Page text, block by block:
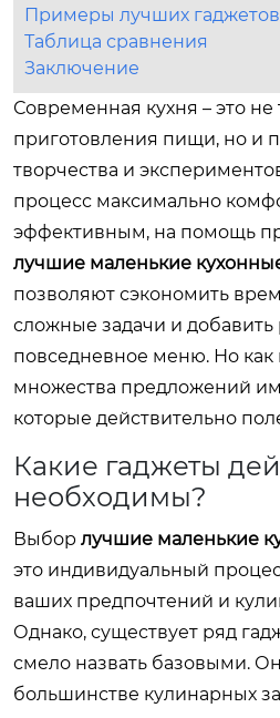
Примеры лучших
Таблица сравнения
Заключение
Современная кухня – это не
приготовления пищи, но и
творчества и
процесс максимально
эффективным, на помощь
лучшие маленькие
позволяют сэкономить
сложные задачи и добавить
повседневное меню. Но как
множества предложений
которые действительно
Какие гаджеты
необходимы?
Выбор лучшие маленькие
это индивидуальный
ваших предпочтений и
Однако, существует ряд
смело назвать базовыми.
большинстве кулинарных